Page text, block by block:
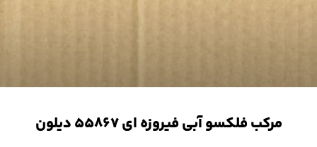
مرکب فلکسو آبی فیروزه ای ۵۵۸۶۷ دیلون